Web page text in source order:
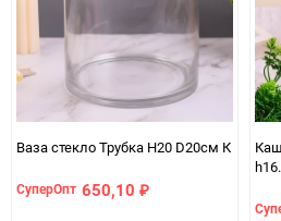
Ваза стекло Трубка H20 D20см К
СуперОпт 650,10 ₽